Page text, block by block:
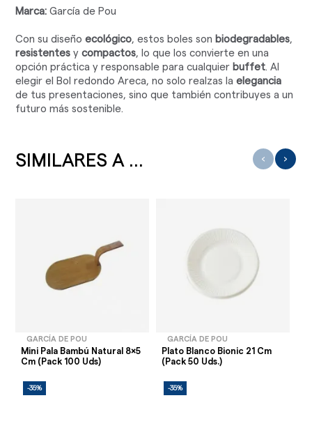
Marca: García de Pou
Con su diseñoecológico, estos boles son biodegradables,
resistentes ycompactos, lo que los convierte en una
opción práctica y responsable para cualquier buffet. Al
elegir el Bol redondo Areca, no solo realzas laelegancia
de tus presentaciones, sino que también contribuyes a un
futuro más sostenible.
SIMILARES A ...
GARCÍA DE POU
Mini Pala Bambú Natural 8x5
Cm (Pack 100 Uds)
-35%
GARCÍA DE POU
Plato Blanco Bionic 21 Cm
(Pack 50 Uds.)
-35%
‹ ›